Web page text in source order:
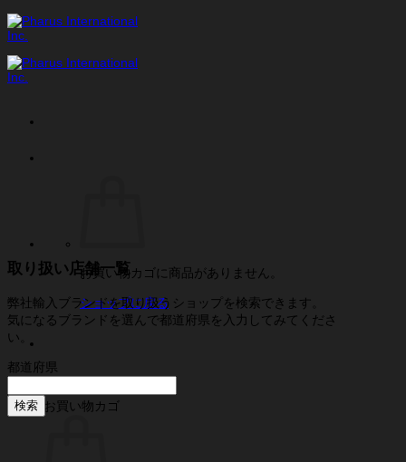
Skip
to
content
お買い物カゴに商品がありません。
ショップに戻る
お買い物カゴ
取り扱い店舗一覧
弊社輸入ブランドを取り扱うショップを検索できます。
気になるブランドを選んで都道府県を入力してみてくださ
い。
都道府県